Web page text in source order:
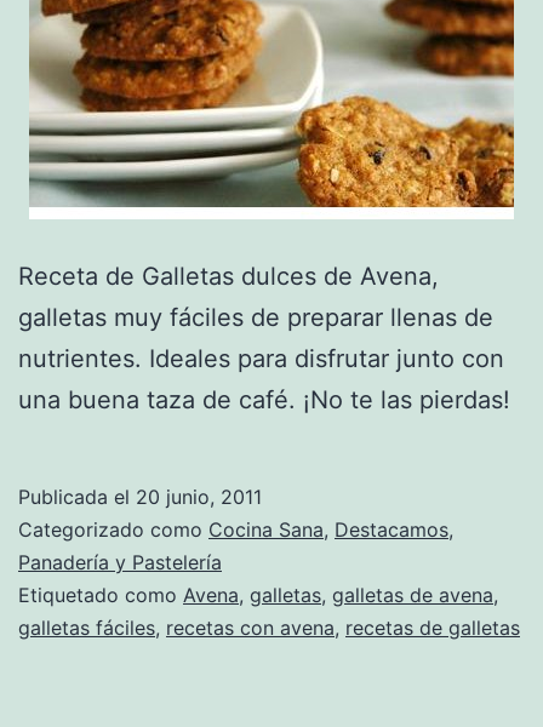
Receta de Galletas dulces de Avena,
galletas muy fáciles de preparar llenas de
nutrientes. Ideales para disfrutar junto con
una buena taza de café. ¡No te las pierdas!
Publicada el 20 junio, 2011
Categorizado como Cocina Sana, Destacamos,
Panadería y Pastelería
Etiquetado como Avena, galletas, galletas de avena,
galletas fáciles, recetas con avena, recetas de galletas